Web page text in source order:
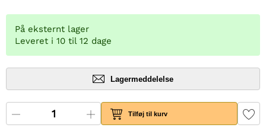
På eksternt lager
Leveret i 10 til 12 dage
Lagermeddelelse
Tilføj til kurv